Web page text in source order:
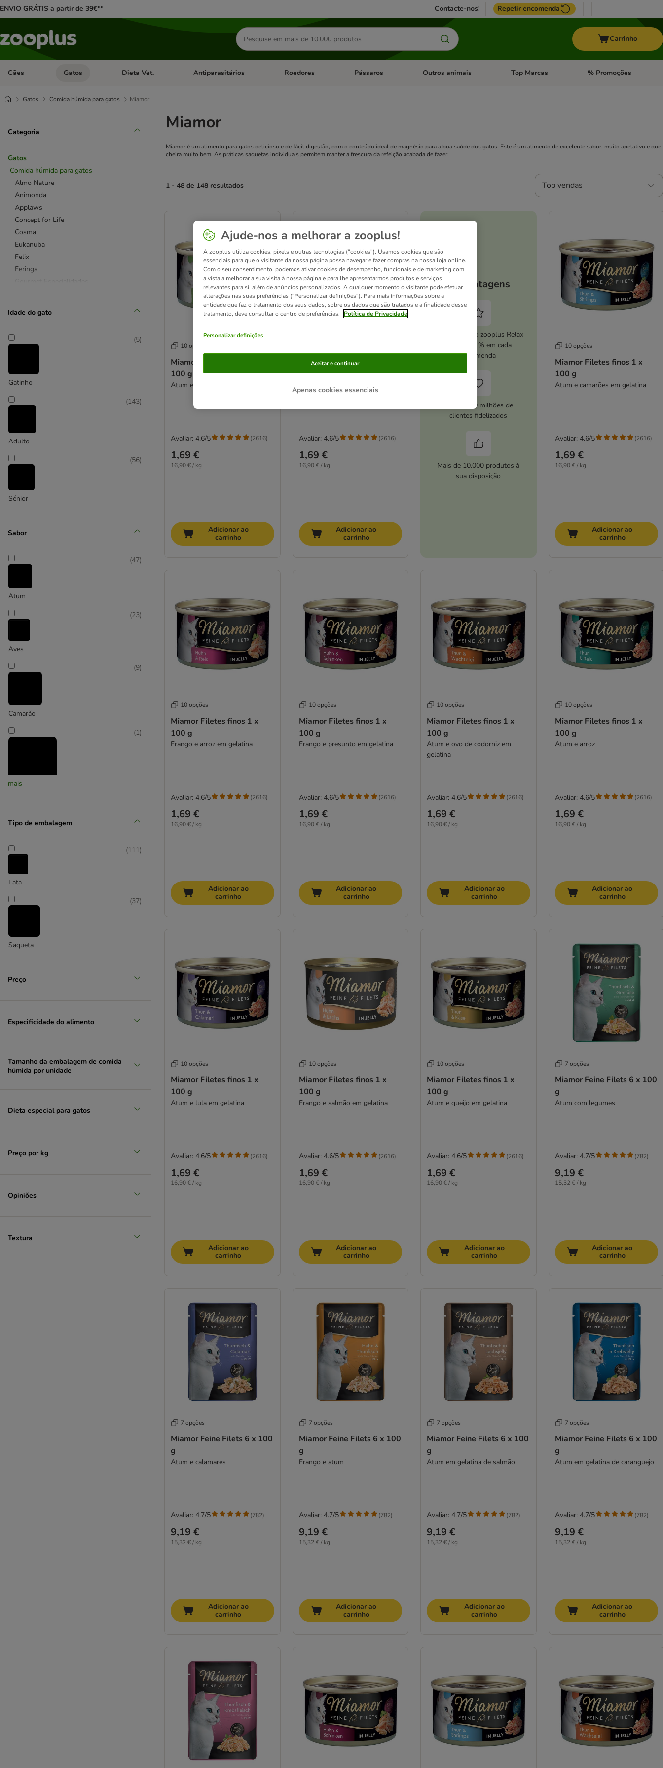
ENVIO GRÁTIS a partir de 39€** Contacte-nos! Repetir encomenda
Pesquisar
produtos
Carrinho
Cães Abrir menu de categoria: Cães
Gatos Abrir menu de categoria: Gatos
Dieta Vet. Abrir menu de categoria: Dieta Vet.
Antiparasitários Abrir menu de categoria: Antiparasitários
Roedores Abrir menu de categoria: Roedores
Pássaros Abrir menu de categoria: Pássaros
Outros animais Abrir menu de categoria: Outros animais
Top Marcas Abrir menu de categoria:
% Promoções
Gatos Comida húmida para gatos Miamor
Categoria
Gatos
Comida húmida para gatos
Almo Nature
Animonda
Applaws
Concept for Life
Cosma
Eukanuba
Felix
Feringa
Royal Canin Feline
Schesir
Whiskas
Affinity Advance Veterinary Diets
Hill's Prescription Diet
Pro Plan Veterinary Diets
Virbac Veterinary HPM
Alimentação mista
Gatinhos
Affinity Advance
Affinity Ultima
Alpha Spirit
Animonda
Applaws
Butcher's
Catessy
Concept for Life
Crave
Encore
Gourmet Gold
GranataPet
Hill's Ideal Balance
IAMS
Integra Protect
JosiCat
Leonardo
Lucky Lou
Miamor
Idade do gato
Gatinho
(5)
Adulto
(143)
Sénior
(56)
Sabor
Atum
(47)
Aves
(23)
Camarão
(9)
(1)
Coelho
mais
Tipo de embalagem
Lata
(111)
Saqueta
(37)
Preço
Especificidade do alimento
Tamanho da embalagem de comida
húmida por unidade
Dieta especial para gatos
Preço por kg
Opiniões
Textura
Miamor
Miamor é um alimento para gatos delicioso e de fácil digestão, com o conteúdo ideal de magnésio para a boa saúde dos gatos. Este é um alimento de excelente sabor, muito apelativo e que
cheira muito bem. As práticas saquetas individuais permitem manter a frescura da refeição acabada de fazer.
1 - 48 de 148 resultados Top vendas
10 opções
Miamor Filetes finos 1 x
100 g
Atum e legumes em gelatina
1,69 €
16,90 € / kg
Avaliar: 4.6/5 (2616)
Adicionar ao
carrinho
Miamor Filetes finos 1 x
100 g
Atum e arroz em gelatina
1,69 €
16,90 € / kg
Avaliar: 4.6/5 (2616)
Adicionar ao
carrinho
As vantagens
Ative o serviço zooplus Relax
e poupe 5 % em cada
encomenda
Mais de 10 milhões de
clientes fidelizados
Mais de 10.000 produtos à
sua disposição
10 opções
Miamor Filetes finos 1 x
100 g
Atum e camarões em gelatina
1,69 €
16,90 € / kg
Avaliar: 4.6/5 (2616)
Adicionar ao
carrinho
10 opções
Miamor Filetes finos 1 x
100 g
Frango e arroz em gelatina
1,69 €
16,90 € / kg
Avaliar: 4.6/5 (2616)
Adicionar ao
carrinho
10 opções
Miamor Filetes finos 1 x
100 g
Frango e presunto em gelatina
1,69 €
16,90 € / kg
Avaliar: 4.6/5 (2616)
Adicionar ao
carrinho
10 opções
Miamor Filetes finos 1 x
100 g
Atum e ovo de codorniz em
gelatina
1,69 €
16,90 € / kg
Avaliar: 4.6/5 (2616)
Adicionar ao
carrinho
10 opções
Miamor Filetes finos 1 x
100 g
Atum e arroz
1,69 €
16,90 € / kg
Avaliar: 4.6/5 (2616)
Adicionar ao
carrinho
10 opções
Miamor Filetes finos 1 x
100 g
Atum e lula em gelatina
1,69 €
16,90 € / kg
Avaliar: 4.6/5 (2616)
Adicionar ao
carrinho
10 opções
Miamor Filetes finos 1 x
100 g
Frango e salmão em gelatina
1,69 €
16,90 € / kg
Avaliar: 4.6/5 (2616)
Adicionar ao
carrinho
10 opções
Miamor Filetes finos 1 x
100 g
Atum e queijo em gelatina
1,69 €
16,90 € / kg
Avaliar: 4.6/5 (2616)
Adicionar ao
carrinho
7 opções
Miamor Feine Filets 6 x 100
g
Atum com legumes
9,19 €
15,32 € / kg
Avaliar: 4.7/5 (782)
Adicionar ao
carrinho
7 opções
Miamor Feine Filets 6 x 100
g
Atum e calamares
9,19 €
15,32 € / kg
Avaliar: 4.7/5 (782)
Adicionar ao
carrinho
7 opções
Miamor Feine Filets 6 x 100
g
Frango e atum
9,19 €
15,32 € / kg
Avaliar: 4.7/5 (782)
Adicionar ao
carrinho
7 opções
Miamor Feine Filets 6 x 100
g
Atum em gelatina de salmão
9,19 €
15,32 € / kg
Avaliar: 4.7/5 (782)
Adicionar ao
carrinho
7 opções
Miamor Feine Filets 6 x 100
g
Atum em gelatina de caranguejo
9,19 €
15,32 € / kg
Avaliar: 4.7/5 (782)
Adicionar ao
carrinho
Ajude-nos a melhorar a zooplus!
A zooplus utiliza cookies, pixels e outras tecnologias ("cookies"). Usamos cookies que são
essenciais para que o visitante da nossa página possa navegar e fazer compras na nossa loja online.
Com o seu consentimento, podemos ativar cookies de desempenho, funcionais e de marketing com
a vista a melhorar a sua visita à nossa página e para lhe apresentarmos produtos e serviços
relevantes para si, além de anúncios personalizados. A qualquer momento o visitante pode efetuar
alterações nas suas preferências ("Personalizar definições"). Para mais informações sobre a
entidade que faz o tratamento dos seus dados, sobre os dados que são tratados e a finalidade desse
tratamento, deve consultar o centro de preferências.
Política de Privacidade
Personalizar definições
Apenas cookies essenciais
Aceitar e continuar